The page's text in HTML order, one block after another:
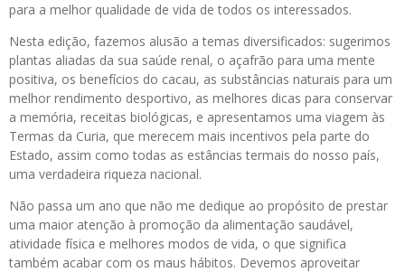
para a melhor qualidade de vida de todos os interessados.
Nesta edição, fazemos alusão a temas diversificados: sugerimos
plantas aliadas da sua saúde renal, o açafrão para uma mente
positiva, os benefícios do cacau, as substâncias naturais para um
melhor rendimento desportivo, as melhores dicas para conservar
a memória, receitas biológicas, e apresentamos uma viagem às
Termas da Curia, que merecem mais incentivos pela parte do
Estado, assim como todas as estâncias termais do nosso país,
uma verdadeira riqueza nacional.
Não passa um ano que não me dedique ao propósito de prestar
uma maior atenção à promoção da alimentação saudável,
atividade física e melhores modos de vida, o que significa
também acabar com os maus hábitos. Devemos aproveitar